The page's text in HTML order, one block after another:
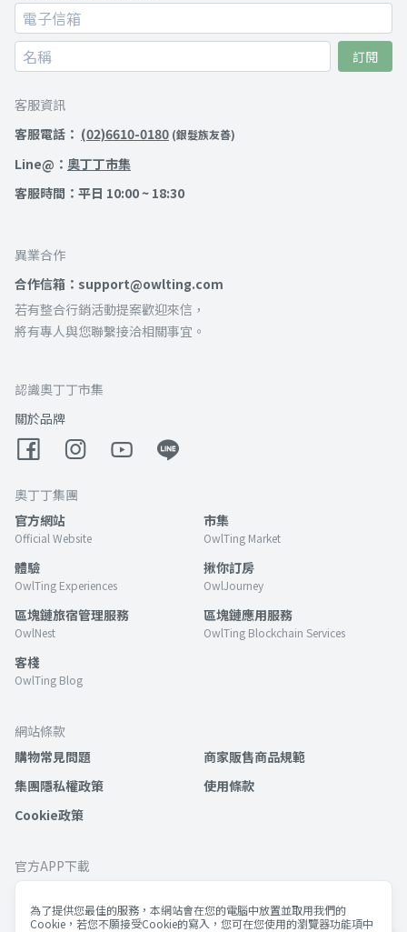
訂閱
客服資訊
客服電話： (02)6610-0180 (銀髮族友善)
Line@： 奧丁丁市集
客服時間：平日 10:00 ~ 18:30
異業合作
合作信箱：support@owlting.com
若有整合行銷活動提案歡迎來信，
將有專人與您聯繫接洽相關事宜。
認識奧丁丁市集
關於品牌
奧丁丁集團
官方網站
Official Website
市集
OwlTing Market
體驗
OwlTing Experiences
揪你訂房
OwlJourney
區塊鏈旅宿管理服務
OwlNest
區塊鏈應用服務
OwlTing Blockchain Services
客棧
OwlTing Blog
網站條款
購物常見問題
商家販售商品規範
集團隱私權政策
使用條款
Cookie政策
官方APP下載
為了提供您最佳的服務，本網站會在您的電腦中放置並取用我們的
Cookie，若您不願接受Cookie的寫入，您可在您使用的瀏覽器功能項中